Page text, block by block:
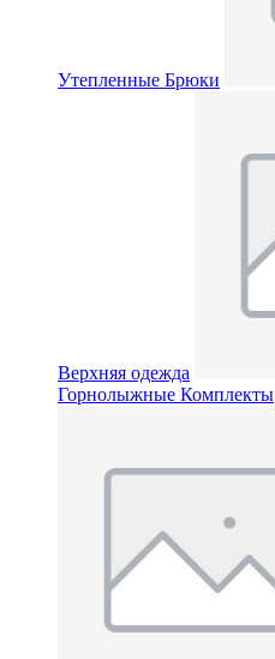
Утепленные Брюки
Верхняя одежда
Горнолыжные Комплекты